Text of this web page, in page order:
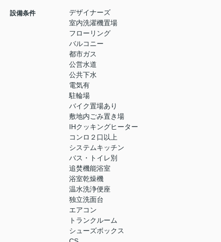
設備条件
デザイナーズ
室内洗濯機置場
フローリング
バルコニー
都市ガス
公営水道
公共下水
電気有
駐輪場
バイク置場あり
敷地内ごみ置き場
IHクッキングヒーター
コンロ２口以上
システムキッチン
バス・トイレ別
追焚機能浴室
浴室乾燥機
温水洗浄便座
独立洗面台
エアコン
トランクルーム
シューズボックス